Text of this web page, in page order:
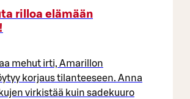
rilloa elämään
mehut irti, Amarillon
korjaus tilanteeseen. Anna
virkistää kuin sadekuuro